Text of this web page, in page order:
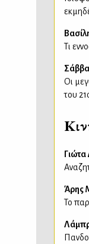
Τι
Οι
του
Γιώτα
Άρης
Το